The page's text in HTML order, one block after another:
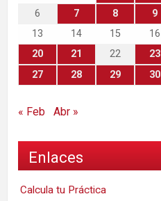
6
7 8 9
13
14 15 16
20
21 22 23
27
28 29 30
« Feb Abr »
Enlaces
Calcula tu Práctica